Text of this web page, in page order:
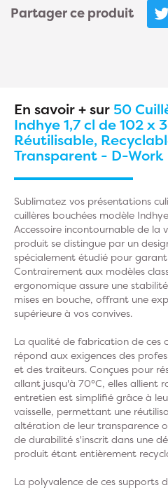
Partager ce produit
En savoir + sur 50
Indhye 1,7 cl de 102 x
Réutilisable,
Transparent - D-Work
Sublimatez vos présentations
cuillères bouchées modèle
Accessoire incontournable de la
produit se distingue par un
spécialement étudié pour
Contrairement aux modèles
ergonomique assure une
mises en bouche, offrant une
supérieure à vos convives.
La qualité de fabrication de ces
répond aux exigences des
et des traiteurs. Conçues pour
allant jusqu'à 70°C, elles allient
entretien est simplifié grâce à
vaisselle, permettant une
altération de leur transparence
de durabilité s'inscrit dans une
produit étant entièrement
La polyvalence de ces supports